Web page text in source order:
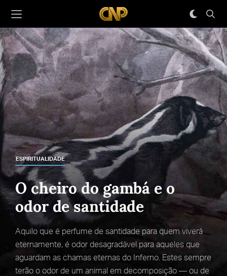
ESPIRITUALIDADE
O cheiro do gambá e o
odor de santidade
Aquilo que é perfume de santidade para quem viverá
eternamente, é odor desagradável para aqueles que
aguardam as chamas eternas do Inferno. Estes sempre
terão o odor de um animal em decomposição — ou de